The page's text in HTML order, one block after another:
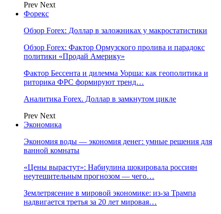
Prev Next
Форекс
Обзор Forex: Доллар в заложниках у макростатистики
Обзор Forex: Фактор Ормузского пролива и парадокс
политики «Продай Америку»
Фактор Бессента и дилемма Уорша: как геополитика и
риторика ФРС формируют тренд…
Аналитика Forex. Доллар в замкнутом цикле
Prev Next
Экономика
Экономия воды — экономия денег: умные решения для
ванной комнаты
«Цены вырастут»: Набиулина шокировала россиян
неутешительным прогнозом — чего…
Землетрясение в мировой экономике: из-за Трампа
надвигается третья за 20 лет мировая…